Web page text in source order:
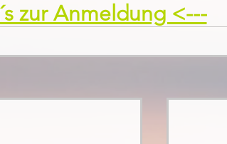
zur Anmeldung <---